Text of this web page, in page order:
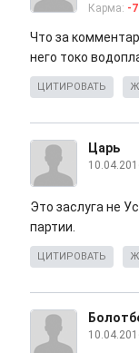
Карма: -7
Что за
него токо
ЦИТИРОВАТЬ
Царь
Это заслуга не
партии.
ЦИТИРОВАТЬ